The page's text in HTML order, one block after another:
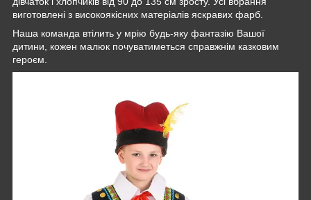
виготовлені з високоякісних матеріалів яскравих фарб.
Наша команда втілить у мрію будь-яку фантазію Вашої
дитини, кожен малюк почуватиметься справжнім казковим
героєм.